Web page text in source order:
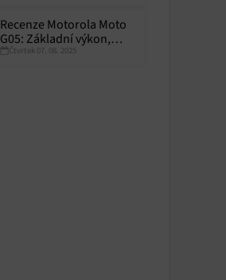
Recenze Motorola Moto
G05: Základní výkon,
skvělá výdrž
Čtvrtek 07. 08. 2025